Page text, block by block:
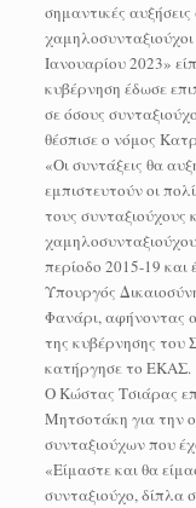
σημαντικές
Ιανουαρίου 2023»
κυβέρνηση έδωσε
σε όσους
θέσπισε ο νόμος
«Οι συντάξεις θα
εμπιστευτούν οι
τους συνταξιούχους
περίοδο 2015-19 και
Υπουργός
Φανάρι, αφήνοντας
της κυβέρνησης του
κατήργησε το ΕΚΑΣ.
Ο Κώστας Τσιάρας
Μητσοτάκη για την
συνταξιούχων που
«Είμαστε και θα
συνταξιούχο, δίπλα